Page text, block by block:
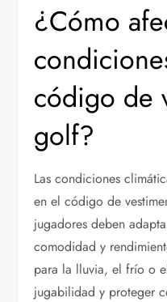
¿Cómo
código de
golf?
Las condiciones
en el código de
jugadores deben
comodidad y
para la lluvia, el frío o
jugabilidad y proteger